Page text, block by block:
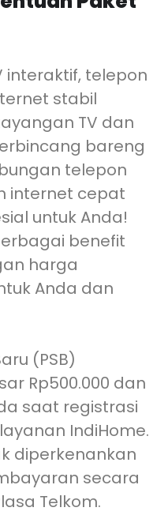
interaktif, telepon
stabil
TV dan
bareng
telepon
internet cepat
untuk Anda!
benefit
harga
Anda dan
(PSB)
Rp500.000 dan
saat registrasi
IndiHome.
diperkenankan
secara
Telkom.